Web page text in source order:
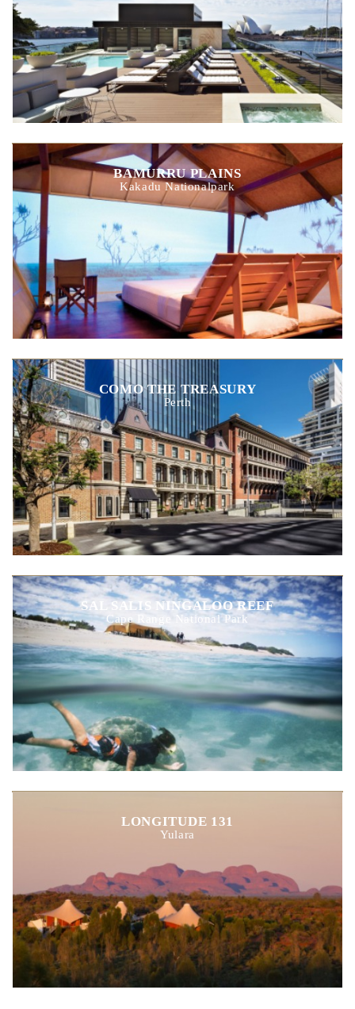
BAMURRU PLAINS
Kakadu Nationalpark
COMO THE TREASURY
Perth
SAL SALIS NINGALOO REEF
Cape Range National Park
LONGITUDE 131
Yulara